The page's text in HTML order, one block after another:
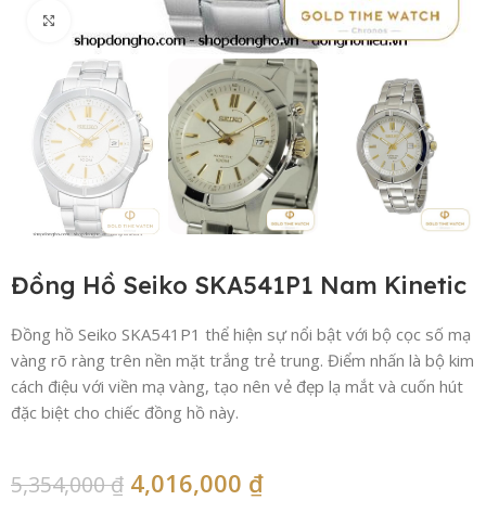
Click to enlarge
Đồng Hồ Seiko SKA541P1 Nam Kinetic
Đồng hồ Seiko SKA541P1 thể hiện sự nổi bật với bộ cọc số mạ
vàng rõ ràng trên nền mặt trắng trẻ trung. Điểm nhấn là bộ kim
cách điệu với viền mạ vàng, tạo nên vẻ đẹp lạ mắt và cuốn hút
đặc biệt cho chiếc đồng hồ này.
5,354,000₫ 4,016,000 ₫